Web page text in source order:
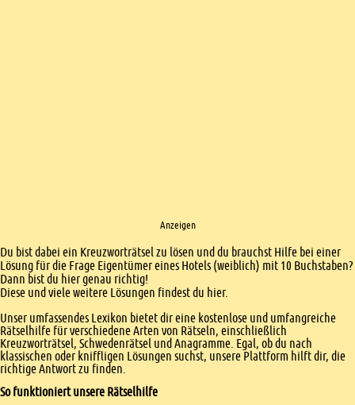
Anzeigen
Einleitung
Du bist dabei ein Kreuzworträtsel zu lösen und du brauchst Hilfe bei einer
Lösung für die Frage Eigentümer eines Hotels (weiblich) mit 10 Buchstaben?
Dann bist du hier genau richtig!
Diese und viele weitere Lösungen findest du hier.
Unser umfassendes Lexikon bietet dir eine kostenlose und umfangreiche
Rätselhilfe für verschiedene Arten von Rätseln, einschließlich
Kreuzworträtsel, Schwedenrätsel und Anagramme. Egal, ob du nach
klassischen oder kniffligen Lösungen suchst, unsere Plattform hilft dir, die
richtige Antwort zu finden.
So funktioniert unsere Rätselhilfe